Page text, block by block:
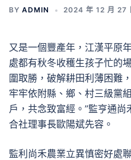
BY ADMIN 2024 年 12 月 27
又是一個豐產年，江漢平原
處都有秋冬收穫生孩子忙的
圍取勝，破解耕田利薄困難
牢牢依附縣、鄉、村三級黨
戶，共念致富經。”監亨通
合社理事長歐陽斌先容。
監利尚禾農業立異慎密好處